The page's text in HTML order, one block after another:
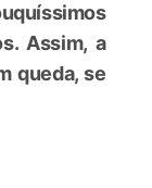
Assim, a
queda, se